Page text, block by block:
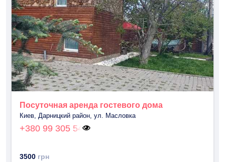
Посуточная аренда гостевого дома
Киев, Дарницкий район, ул. Масловка
+380 99 305 54
3500 грн